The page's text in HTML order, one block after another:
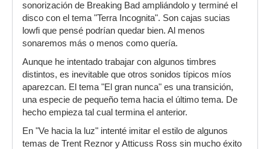
sonorización de Breaking Bad ampliándolo y terminé el
disco con el tema "Terra Incognita". Son cajas sucias
lowfi que pensé podrían quedar bien. Al menos
sonaremos más o menos como quería.
Aunque he intentado trabajar con algunos timbres
distintos, es inevitable que otros sonidos típicos míos
aparezcan. El tema "El gran nunca" es una transición,
una especie de pequeño tema hacia el último tema. De
hecho empieza tal cual termina el anterior.
En "Ve hacia la luz" intenté imitar el estilo de algunos
temas de Trent Reznor y Atticuss Ross sin mucho éxito